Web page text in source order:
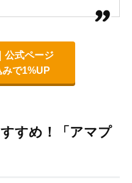
公式ページ
で1%UP
すめ！「アマプ